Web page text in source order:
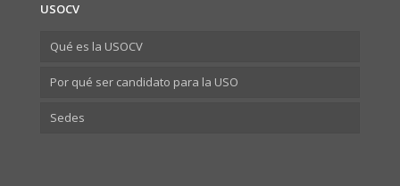
USOCV
Qué es la USOCV
Por qué ser candidato para la USO
Sedes